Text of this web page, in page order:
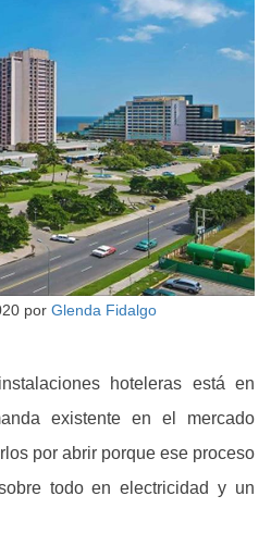
por Glenda Fidalgo
hoteleras está en
existente en el mercado
por abrir porque ese proceso
todo en electricidad y un